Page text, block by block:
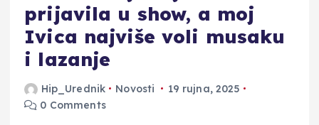
prijavila u show, a moj
Ivica najviše voli musaku
i lazanje
Hip_Urednik Novosti
19 rujna, 2025
0 Comments